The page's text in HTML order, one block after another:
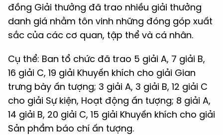
đồng Giải thưởng đã trao nhiều giải thưởng
danh giá nhằm tôn vinh những đóng góp xuất
sắc của các cơ quan, tập thể và cá nhân.
Cụ thể: Ban tổ chức đã trao 5 giải A, 7 giải B,
16 giải C, 19 giải Khuyến khích cho giải Gian
trưng bày ấn tượng; 3 giải A, 3 giải B, 12 giải C
cho giải Sự kiện, Hoạt động ấn tượng; 8 giải A,
14 giải B, 20 giải C, 15 giải Khuyến khích cho giải
Sản phẩm báo chí ấn tượng.